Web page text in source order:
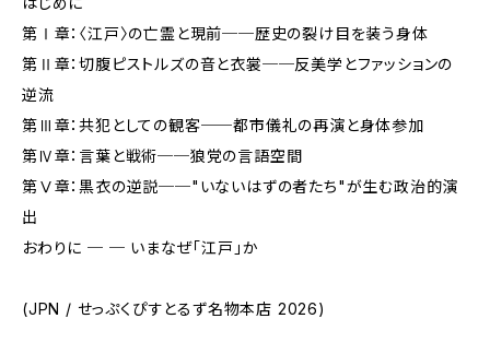
第Ⅰ章：〈江戸〉の亡霊と現前──歴史の裂け目を装う身体
第Ⅱ章：切腹ピストルズの音と衣裳──反美学とファッションの
逆流
第Ⅲ章：共犯としての観客──都市儀礼の再演と身体参加
第Ⅳ章：言葉と戦術──狼党の言語空間
第Ⅴ章：黒衣の逆説──"いないはずの者たち"が生む政治的演
出
おわりに ─ ─ いまなぜ「江戸」か
(JPN / せっぷくぴすとるず名物本店 2026)